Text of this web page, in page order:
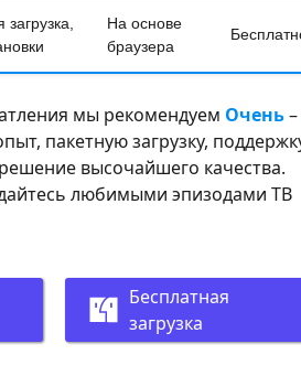
На основе
браузера
мы рекомендуем Очень–
пакетную загрузку,
высочайшего качества.
любимыми эпизодами ТВ
Бесплатная
загрузка